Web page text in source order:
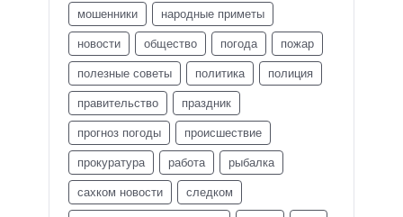
мошенники народные приметы
новости общество погода пожар
полезные советы политика полиция
правительство праздник
прогноз погоды происшествие
прокуратура работа рыбалка
сахком новости следком